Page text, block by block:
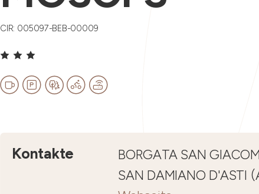
CIR: 005097-BEB-00009
Kontakte
BORGATA SAN
SAN DAMIANO D'ASTI